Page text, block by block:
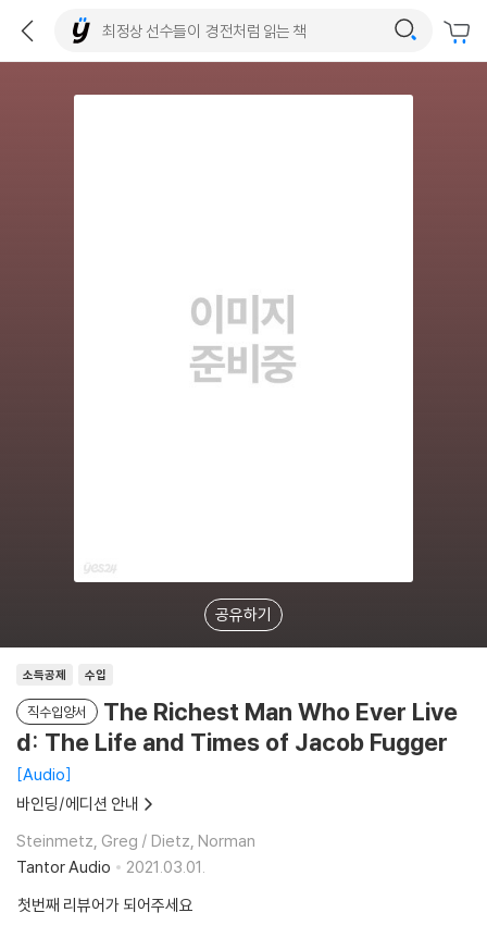
공유하기
소득공제 수입
직수입양서
The Richest Man Who Ever Live
d: The Life and Times of Jacob Fugger
Audio
바인딩/에디션 안내
Steinmetz, Greg / Dietz, Norman
Tantor Audio
2021.03.01.
첫번째 리뷰어가 되어주세요